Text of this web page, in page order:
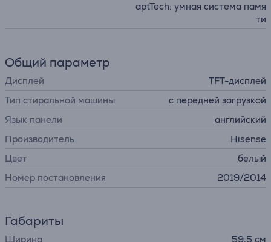
aptTech: умная система памя
ти
Общий параметр
Дисплей
TFT-дисплей
Тип стиральной машины
с передней загрузкой
Язык панели
английский
Производитель
Hisense
Цвет
белый
Номер постановления
2019/2014
Габариты
Ширина 59,5 см